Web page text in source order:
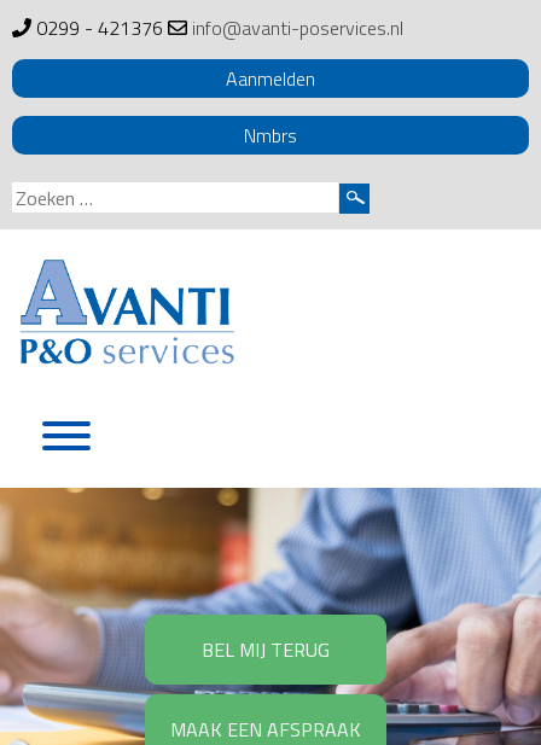
0299 - 421376
info@avanti-poservices.nl
Aanmelden
Nmbrs
Zoeken
naar:
BEL MIJ TERUG
MAAK EEN AFSPRAAK